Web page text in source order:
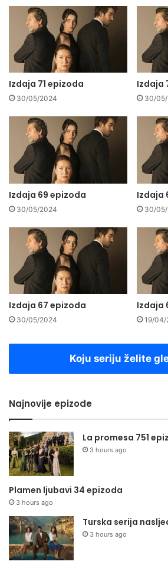
Izdaja 71 epizoda
30/05/2024
Izdaja
30/
Izdaja 69 epizoda
30/05/2024
Izdaja
30/
Izdaja 67 epizoda
30/05/2024
Izdaja
19/04/
Koju seriju želite
Najnovije epizode
La promesa 751
3 hours ago
Plamen ljubavi 34 epizoda
3 hours ago
Turska serija
3 hours ago